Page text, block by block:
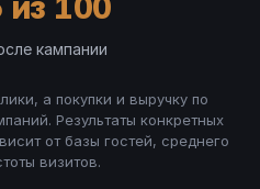
из 100
кампании
а покупки и выручку по
Результаты конкретных
от базы гостей, среднего
визитов.